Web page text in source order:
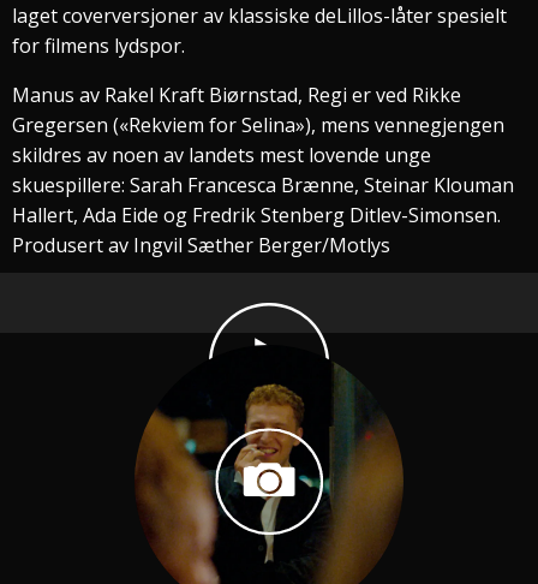
laget coverversjoner av klassiske deLillos-låter spesielt
for filmens lydspor.
Manus av Rakel Kraft Biørnstad, Regi er ved Rikke
Gregersen («Rekviem for Selina»), mens vennegjengen
skildres av noen av landets mest lovende unge
skuespillere: Sarah Francesca Brænne, Steinar Klouman
Hallert, Ada Eide og Fredrik Stenberg Ditlev-Simonsen.
Produsert av Ingvil Sæther Berger/Motlys